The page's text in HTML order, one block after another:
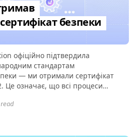
безпеки
офіційно підтвердила
стандартам
— ми отримали сертифікат
Це означає, що всі процеси